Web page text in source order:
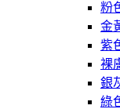
粉
金
紫
裸
銀
綠